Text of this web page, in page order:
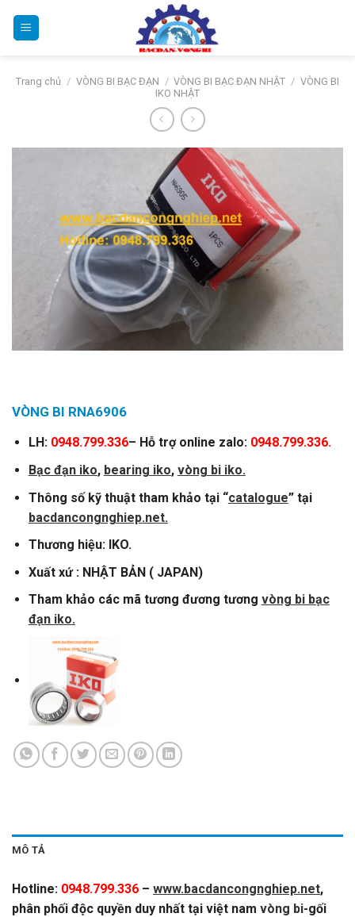
Trang chủ / VÒNG BI BẠC ĐẠN / VÒNG BI BẠC ĐẠN NHẬT / VÒNG BI
IKO NHẬT
VÒNG BI RNA6906
LH: 0948.799.336– Hỗ trợ online zalo: 0948.799.336.
Bạc đạn iko, bearing iko, vòng bi iko.
Thông số kỹ thuật tham khảo tại “catalogue” tại
bacdancongnghiep.net.
Thương hiệu: IKO.
Xuất xứ : NHẬT BẢN ( JAPAN)
Tham khảo các mã tương đương tương vòng bi bạc
đạn iko.
MÔ TẢ
Hotline: 0948.799.336 – www.bacdancongnghiep.net,
phân phối độc quyền duy nhất tại việt nam vòng bi-gối